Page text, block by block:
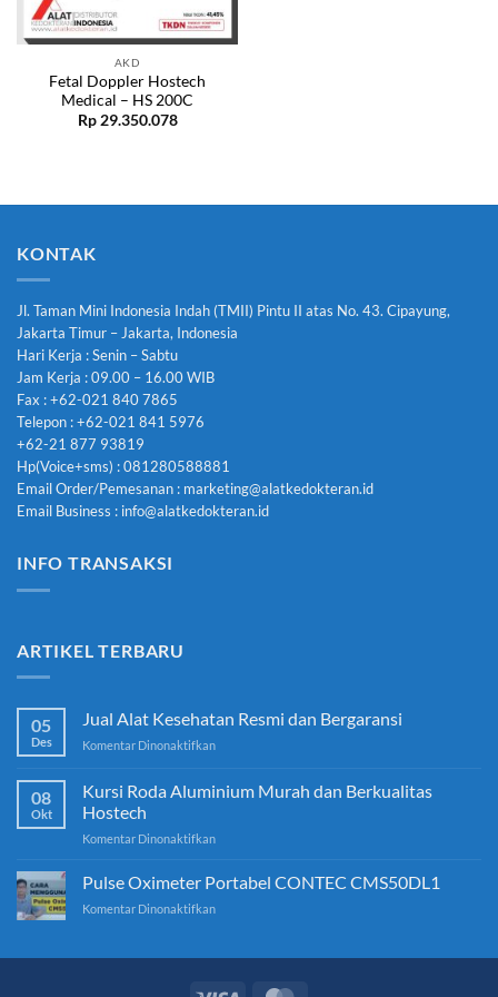
AKD
Fetal Doppler Hostech
Medical – HS 200C
Rp29.350.078
KONTAK
Jl. Taman Mini Indonesia Indah (TMII) Pintu II atas No. 43. Cipayung,
Jakarta Timur – Jakarta, Indonesia
Hari Kerja : Senin – Sabtu
Jam Kerja : 09.00 – 16.00 WIB
Fax : +62-021 840 7865
Telepon : +62-021 841 5976
+62-21 877 93819
Hp(Voice+sms) : 081280588881
Email Order/Pemesanan : marketing@alatkedokteran.id
Email Business : info@alatkedokteran.id
INFO TRANSAKSI
ARTIKEL TERBARU
05
Des
Jual Alat Kesehatan Resmi dan Bergaransi
Komentar Dinonaktifkanpada
Kesehatan
dan
08
Okt
Kursi Roda Aluminium Murah dan Berkualitas
Hostech
Komentar Dinonaktifkanpada
Roda
Murah
Pulse Oximeter Portabel CONTEC CMS50DL1
Komentar Dinonaktifkanpada